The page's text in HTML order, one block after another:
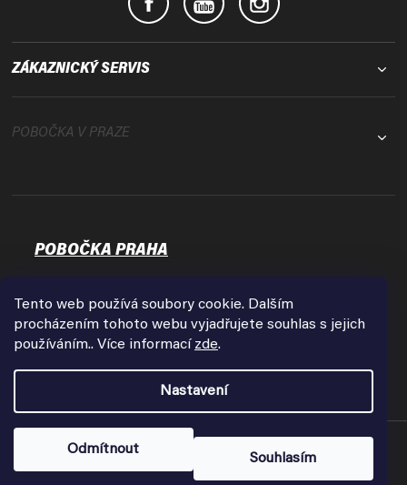
Tento web používá soubory cookie. Dalším
procházením tohoto webu vyjadřujete souhlas s jejich
používáním.. Více informací zde.
Nastavení
Odmítnout
Souhlasím
ZÁKAZNICKÝ SERVIS
POBOČKA V PRAZE
POBOČKA PRAHA
17000 Praha - Holešovice
Zobrazit na mapě
Copyright 2026FPVshop.cz . Všechna práva vyhrazena.